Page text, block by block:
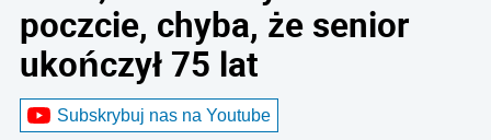
poczcie, chyba, że senior
ukończył 75 lat
Subskrybuj nas na Youtube